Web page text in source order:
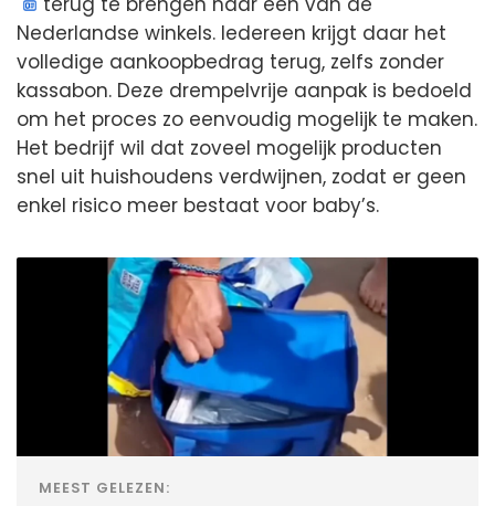
Nederlandse winkels. Iedereen krijgt daar het
volledige aankoopbedrag terug, zelfs zonder
kassabon. Deze drempelvrije aanpak is bedoeld
om het proces zo eenvoudig mogelijk te maken.
Het bedrijf wil dat zoveel mogelijk producten
snel uit huishoudens verdwijnen, zodat er geen
enkel risico meer bestaat voor baby’s.
MEEST GELEZEN: